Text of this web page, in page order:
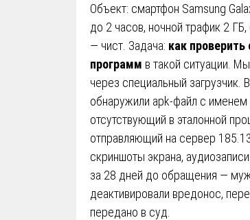
Объект: смартфон Samsung
до 2 часов, ночной трафик 2
— чист. Задача: как
программ в такой ситуации.
через специальный
обнаружили apk-файл с
отсутствующий в эталонной
отправляющий на сервер
скриншоты экрана,
за 28 дней до обращения —
деактивировали вредонос,
передано в суд.